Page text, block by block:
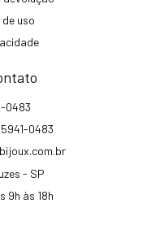
uso
0483
0483
- SP
9h às 18h